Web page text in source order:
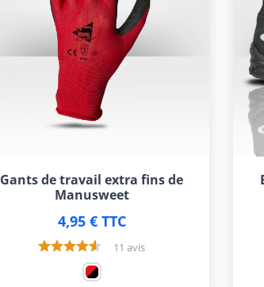
Gants de travail extra fins de
Manusweet
4,95 € TTC
11 avis